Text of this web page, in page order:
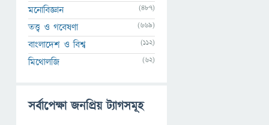
মনোবিজ্ঞান (487)
তত্ত্ব ও গবেষণা (669)
বাংলাদেশ ও বিশ্ব (112)
মিথোলজি (62)
সর্বাপেক্ষা জনপ্রিয় ট্যাগসমূহ